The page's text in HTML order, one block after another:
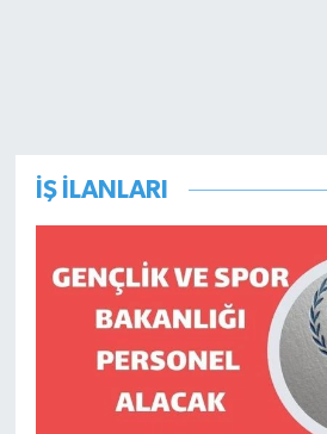
İŞ İLANLARI